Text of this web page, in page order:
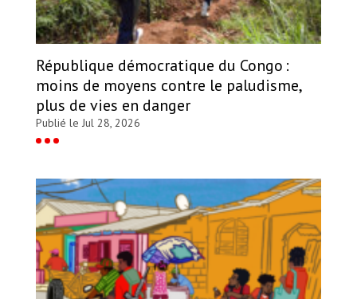
République démocratique du Congo :
moins de moyens contre le paludisme,
plus de vies en danger
Publié le Jul 28, 2026